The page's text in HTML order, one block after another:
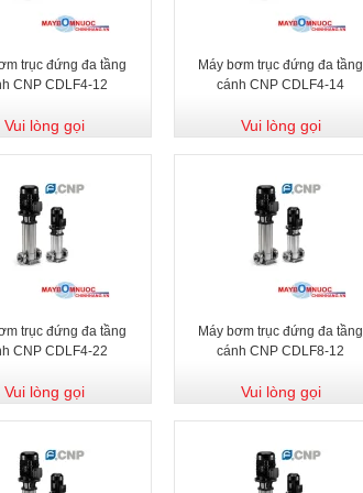
trục đứng đa tầng
CNP CDLF4-12
Vui lòng gọi
Máy bơm trục đứng đa tầng
cánh CNP CDLF4-14
Vui lòng gọi
trục đứng đa tầng
CNP CDLF4-22
Vui lòng gọi
Máy bơm trục đứng đa tầng
cánh CNP CDLF8-12
Vui lòng gọi